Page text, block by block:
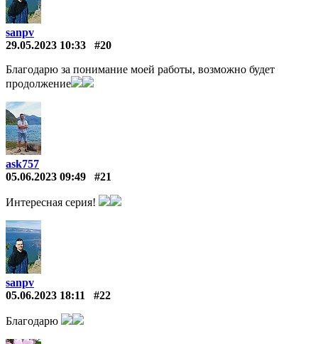
sanpv
29.05.2023 10:33
#20
Благодарю за понимание моей работы, возможно будет
продолжение
ask757
05.06.2023 09:49
#21
Интересная серия!
sanpv
05.06.2023 18:11
#22
Благодарю